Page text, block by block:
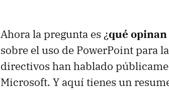
Ahora la pregunta es ¿qué opinan
sobre el uso de PowerPoint para
directivos han hablado
Microsoft. Y aquí tienes un